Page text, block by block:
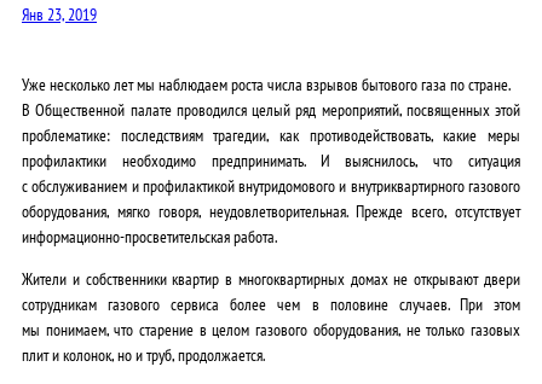
Янв 23, 2019
Уже несколько лет мы наблюдаем роста числа взрывов бытового газа по стране.
В Общественной палате проводился целый ряд мероприятий, посвященных этой
проблематике: последствиям трагедии, как противодействовать, какие меры
профилактики необходимо предпринимать. И выяснилось, что ситуация
с обслуживанием и профилактикой внутридомового и внутриквартирного газового
оборудования, мягко говоря, неудовлетворительная. Прежде всего, отсутствует
информационно-просветительская работа.
Жители и собственники квартир в многоквартирных домах не открывают двери
сотрудникам газового сервиса более чем в половине случаев. При этом
мы понимаем, что старение в целом газового оборудования, не только газовых
плит и колонок, но и труб, продолжается.